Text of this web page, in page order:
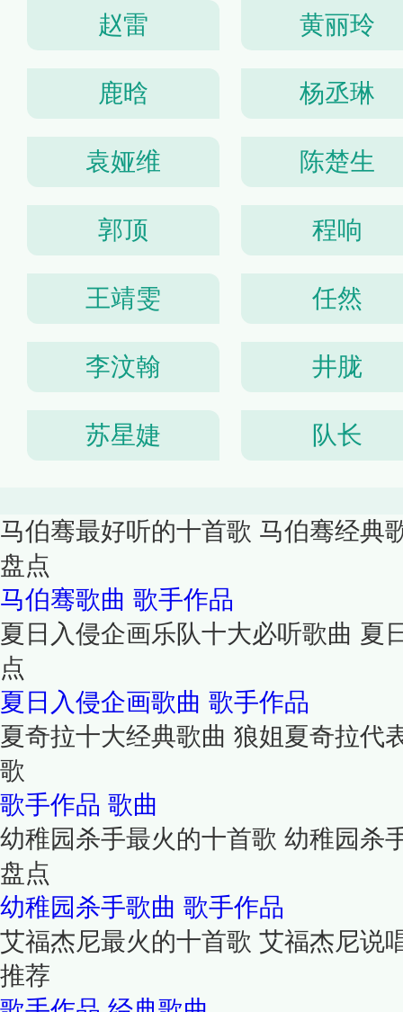
赵雷 黄丽玲
鹿晗 杨丞琳
袁娅维 陈楚生
郭顶 程响
王靖雯 任然
李汶翰 井胧
苏星婕 队长
马伯骞最好听的十首歌 马伯骞经典
盘点
马伯骞歌曲 歌手作品
夏日入侵企画乐队十大必听歌曲 夏
点
夏日入侵企画歌曲 歌手作品
夏奇拉十大经典歌曲 狼姐夏奇拉代
歌
歌手作品 歌曲
幼稚园杀手最火的十首歌 幼稚园杀
盘点
幼稚园杀手歌曲 歌手作品
艾福杰尼最火的十首歌 艾福杰尼说
推荐